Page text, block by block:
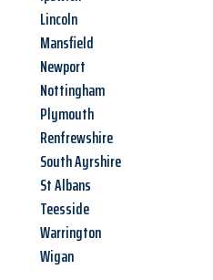
Lincoln
Mansfield
Newport
Nottingham
Plymouth
Renfrewshire
South Ayrshire
St Albans
Teesside
Warrington
Wigan